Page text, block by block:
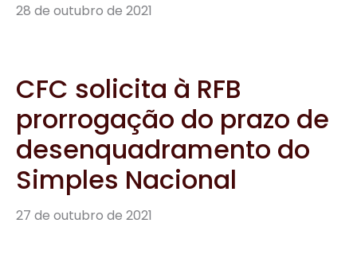
28 de outubro de 2021
CFC solicita à RFB
prorrogação do prazo de
desenquadramento do
Simples Nacional
27 de outubro de 2021